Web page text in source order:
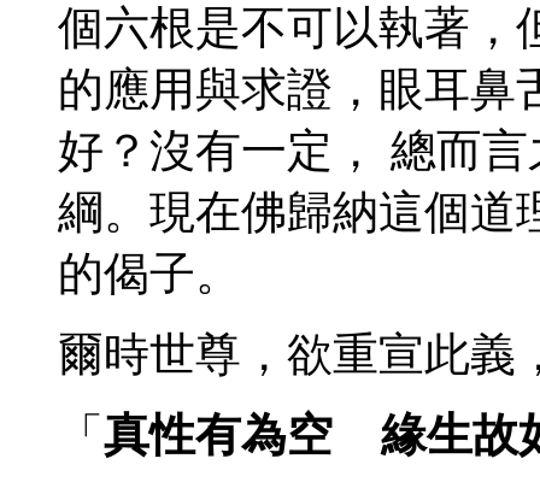
個六根是不可以執著，
的應用與求證，眼耳鼻
好？沒有一定， 總而
綱。現在佛歸納這個道
的偈子。
爾時世尊，欲重宣此義
「 真性有為空 緣生故